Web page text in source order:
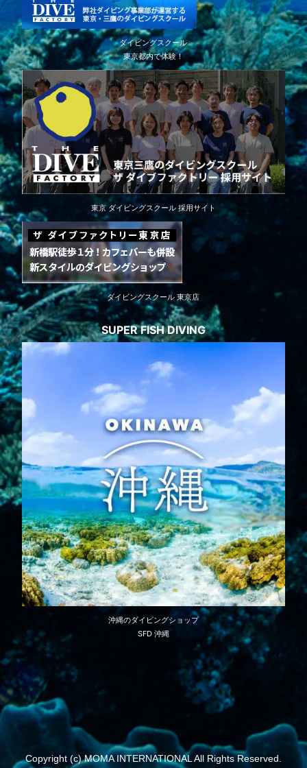
ダイビングスクール
東京都内で体験！
東京 ダイビングスクール 採用サイト
ダイビングスクール 東京店
SUPER FISH DIVING
沖縄のダイビングショップ
SFD 沖縄
Copyright (c) MOMA INTERNATIONAL All Rights Reserved.